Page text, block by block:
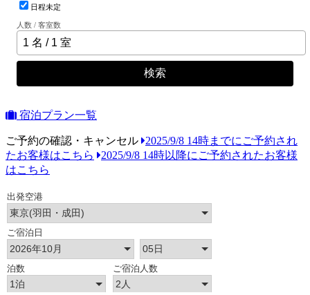
日程未定
人数 / 客室数
検索
宿泊プラン一覧
ご予約の確認・キャンセル
2025/9/8 14時までにご予約され
たお客様はこちら
2025/9/8 14時以降にご予約されたお客様
はこちら